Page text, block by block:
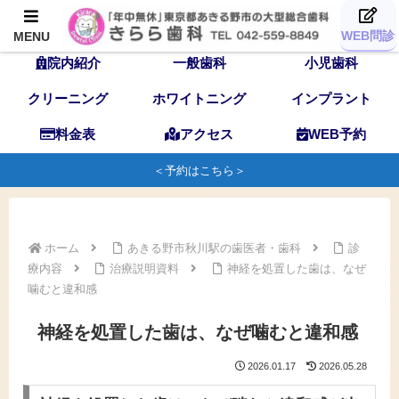
TOP 歯科医師 スタッフ
院内紹介 一般歯科 小児歯科
クリーニング ホワイトニング インプラント
料金表 アクセス WEB予約
＜予約はこちら＞
ホーム あきる野市秋川駅の歯医者・歯科
診
療内容
治療説明資料
神経を処置した歯は、なぜ
噛むと違和感
神経を処置した歯は、なぜ噛むと違和感
2026.01.17 2026.05.28
MENU WEB問診